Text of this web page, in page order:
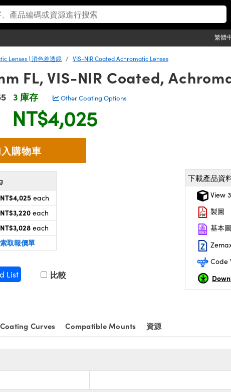
繁體
Lenses | 消色差透鏡 VIS-NIR Coated Achromatic Lenses
FL, VIS-NIR Coated,
3 庫存 Other Coating Options
plus and minus buttons to adjust the quantity.
NT$4,025
NT$4,025 each
NT$3,220 each
NT$3,028 each
索取報價單
List 比較
下載產品資
View
製圖
基本
Code
Coating Curves Compatible Mounts 資源